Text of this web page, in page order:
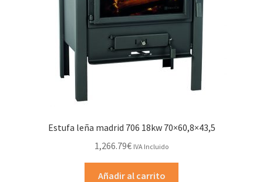
Estufa leña madrid 706 18kw 70×60,8×43,5
1,266.79€ IVA Incluido
Añadir al carrito